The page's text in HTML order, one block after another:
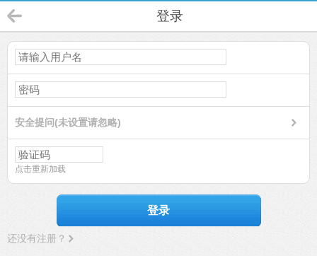
登录
安全提问(未设置请忽略)
点击重新加载
登录
还没有注册？